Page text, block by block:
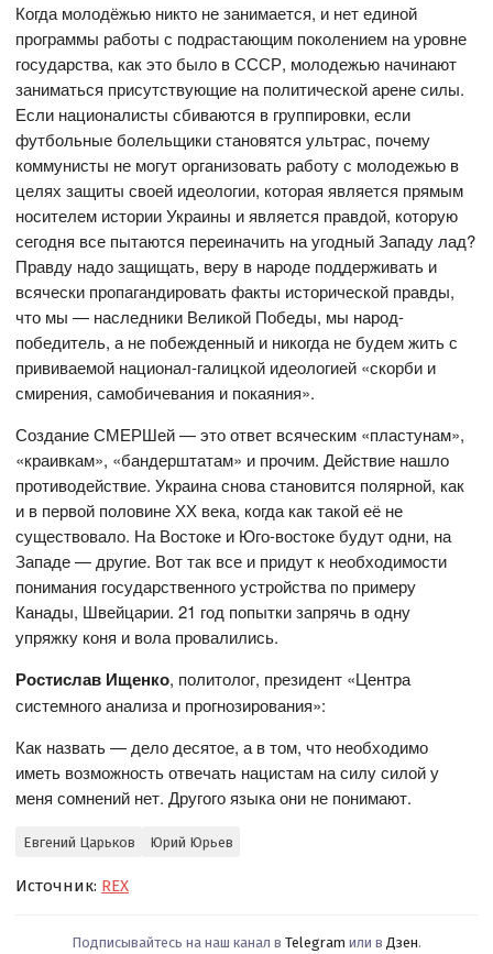
Когда молодёжью никто не занимается, и нет единой
программы работы с подрастающим поколением на уровне
государства, как это было в СССР, молодежью начинают
заниматься присутствующие на политической арене силы.
Если националисты сбиваются в группировки, если
футбольные болельщики становятся ультрас, почему
коммунисты не могут организовать работу с молодежью в
целях защиты своей идеологии, которая является прямым
носителем истории Украины и является правдой, которую
сегодня все пытаются переиначить на угодный Западу лад?
Правду надо защищать, веру в народе поддерживать и
всячески пропагандировать факты исторической правды,
что мы — наследники Великой Победы, мы народ-
победитель, а не побежденный и никогда не будем жить с
прививаемой национал-галицкой идеологией «скорби и
смирения, самобичевания и покаяния».
Создание СМЕРШей — это ответ всяческим «пластунам»,
«краивкам», «бандерштатам» и прочим. Действие нашло
противодействие. Украина снова становится полярной, как
и в первой половине ХХ века, когда как такой её не
существовало. На Востоке и Юго-востоке будут одни, на
Западе — другие. Вот так все и придут к необходимости
понимания государственного устройства по примеру
Канады, Швейцарии. 21 год попытки запрячь в одну
упряжку коня и вола провалились.
Ростислав Ищенко, политолог, президент «Центра
системного анализа и прогнозирования»:
Как назвать — дело десятое, а в том, что необходимо
иметь возможность отвечать нацистам на силу силой у
меня сомнений нет. Другого языка они не понимают.
Евгений Царьков Юрий Юрьев
Источник: REX
Подписывайтесь на наш канал в Telegram или в Дзен.